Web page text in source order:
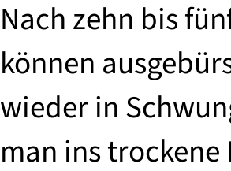
Nach zehn bis
können
wieder in
man ins